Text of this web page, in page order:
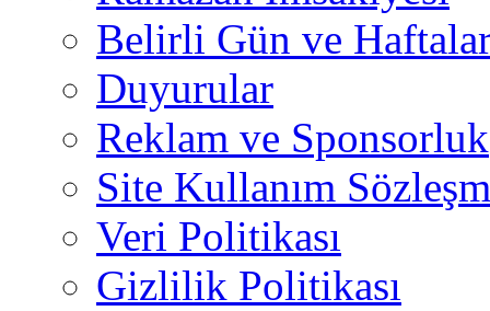
Belirli Gün ve
Duyurular
Reklam ve Sponsorluk
Site Kullanım
Veri Politikası
Gizlilik Politikası